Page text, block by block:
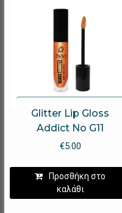
Glitter Lip Gloss
Addict No G11
€5.00
Προσθήκη στο
καλάθι